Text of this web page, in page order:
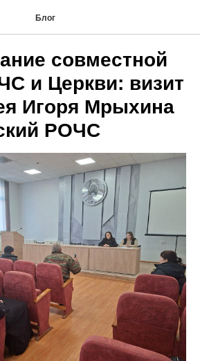
Блог
совместной
и Церкви: визит
Игоря Мрыхина
РОЧС